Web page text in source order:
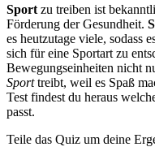
Sport zu treiben ist
Förderung der Gesundheit.
es heutzutage viele, sodass
sich für eine Sportart zu
Bewegungseinheiten nicht
Sporttreibt, weil es Spaß
Test findest du heraus
passt.
Teile das Quiz um deine